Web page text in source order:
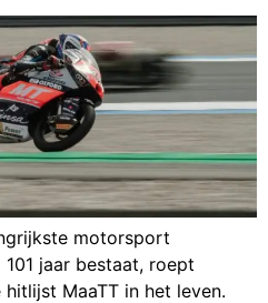
motorsport
jaar bestaat, roept
MaaTT in het leven.